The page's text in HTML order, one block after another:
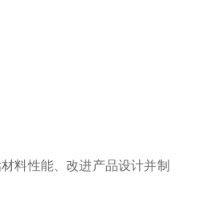
料性能、改进产品设计并制